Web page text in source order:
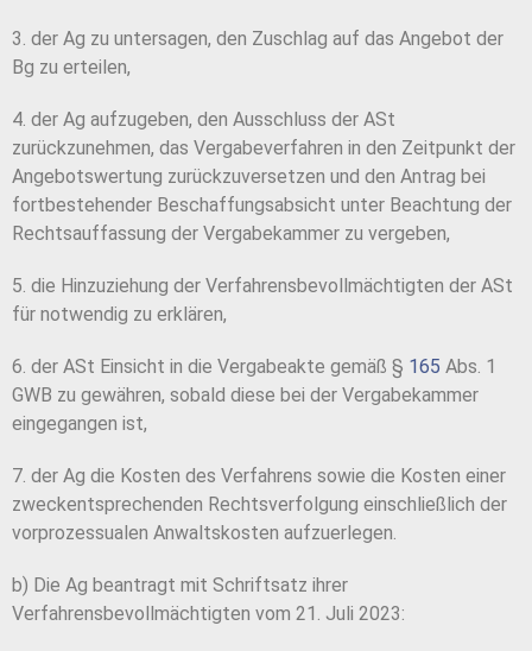
3. der Ag zu untersagen, den Zuschlag auf das Angebot der
Bg zu erteilen,
4. der Ag aufzugeben, den Ausschluss der ASt
zurückzunehmen, das Vergabeverfahren in den Zeitpunkt der
Angebotswertung zurückzuversetzen und den Antrag bei
fortbestehender Beschaffungsabsicht unter Beachtung der
Rechtsauffassung der Vergabekammer zu vergeben,
5. die Hinzuziehung der Verfahrensbevollmächtigten der ASt
für notwendig zu erklären,
6. der ASt Einsicht in die Vergabeakte gemäß § 165 Abs. 1
GWB zu gewähren, sobald diese bei der Vergabekammer
eingegangen ist,
7. der Ag die Kosten des Verfahrens sowie die Kosten einer
zweckentsprechenden Rechtsverfolgung einschließlich der
vorprozessualen Anwaltskosten aufzuerlegen.
b) Die Ag beantragt mit Schriftsatz ihrer
Verfahrensbevollmächtigten vom 21. Juli 2023: